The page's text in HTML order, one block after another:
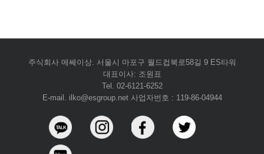
주식회사 메쎄이상. 서울시 마포구 월드컵북로58길 9 ES타워
대표이사: 조원표
Tel. 02-6121-6252
E-mail. ilko@esgroup.net 사업자번호 : 119-86-04944